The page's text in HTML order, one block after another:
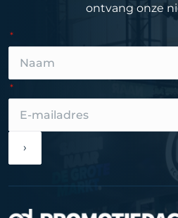
ontvang onze
›